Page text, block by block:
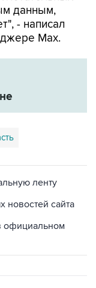
данным,
- написал
Max.
ленту
новостей сайта
официальном